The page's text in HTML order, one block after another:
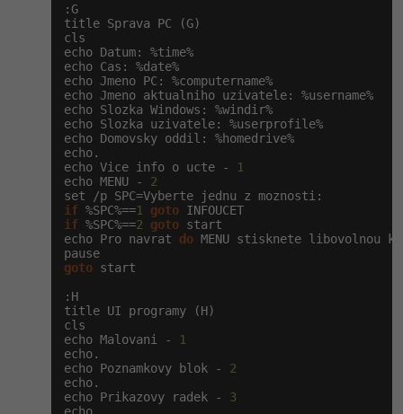
:G
title Sprava PC (G)
cls
echo Datum: %time%
echo Cas: %date%
echo Jmeno PC: %computername%
echo Jmeno aktualniho uzivatele: %username%
echo Slozka Windows: %windir%
echo Slozka uzivatele: %userprofile%
echo Domovsky oddil: %homedrive%
echo.
echo Vice info o ucte -
1
echo MENU - 2
if %SPC%==1 goto
if %SPC%==2 goto start
echo Pro navrat do MENU stisknete libovolnou
goto start
:H
title UI programy (H)
cls
echo Malovani -
1
echo.
echo Poznamkovy blok - 2
echo.
echo Prikazovy radek - 3
echo.